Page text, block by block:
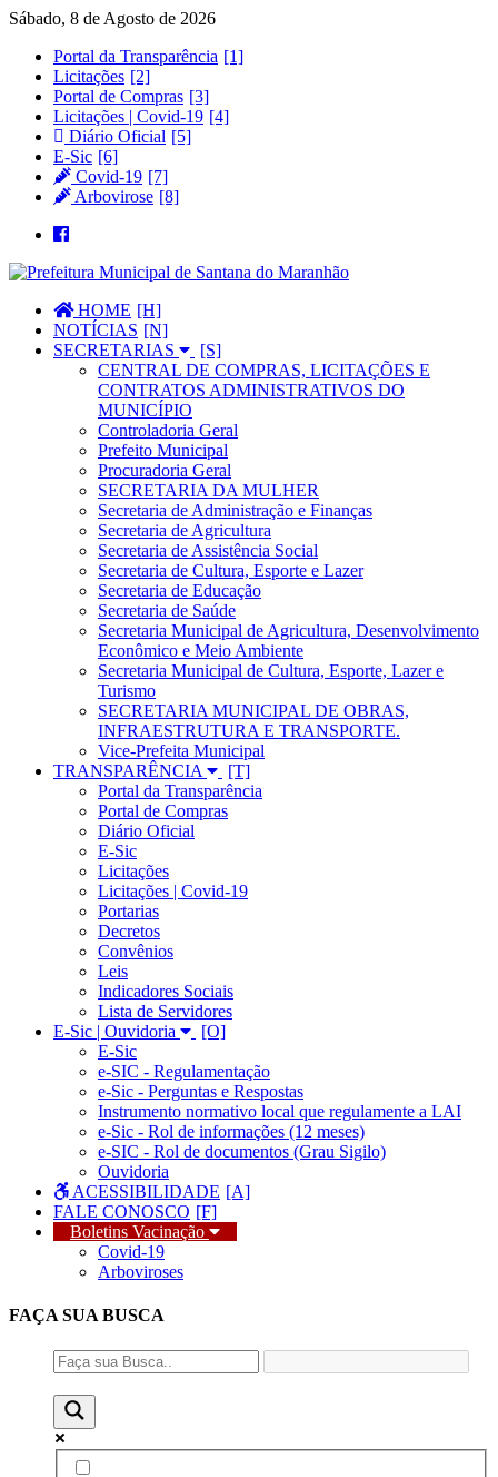
Sábado, 8 de Agosto de 2026
Portal da Transparência
Licitações
Portal de Compras
Licitações | Covid-19
Diário Oficial
E-Sic
Covid-19
Arbovirose
HOME
NOTÍCIAS
SECRETARIAS
CENTRAL DE COMPRAS, LICITAÇÕES E
CONTRATOS ADMINISTRATIVOS DO
MUNICÍPIO
Controladoria Geral
Prefeito Municipal
Procuradoria Geral
SECRETARIA DA MULHER
Secretaria de Administração e Finanças
Secretaria de Agricultura
Secretaria de Assistência Social
Secretaria de Cultura, Esporte e Lazer
Secretaria de Educação
Secretaria de Saúde
Secretaria Municipal de Agricultura, Desenvolvimento
Econômico e Meio Ambiente
Secretaria Municipal de Cultura, Esporte, Lazer e
Turismo
SECRETARIA MUNICIPAL DE OBRAS,
INFRAESTRUTURA E TRANSPORTE.
Vice-Prefeita Municipal
TRANSPARÊNCIA
Portal da Transparência
Portal de Compras
Diário Oficial
E-Sic
Licitações
Licitações | Covid-19
Portarias
Decretos
Convênios
Leis
Indicadores Sociais
Lista de Servidores
E-Sic | Ouvidoria
E-Sic
e-SIC - Regulamentação
e-Sic - Perguntas e Respostas
Instrumento normativo local que regulamente a LAI
e-Sic - Rol de informações (12 meses)
e-SIC - Rol de documentos (Grau Sigilo)
Ouvidoria
ACESSIBILIDADE
FALE CONOSCO
Boletins Vacinação
Covid-19
Arboviroses
FAÇA SUA BUSCA